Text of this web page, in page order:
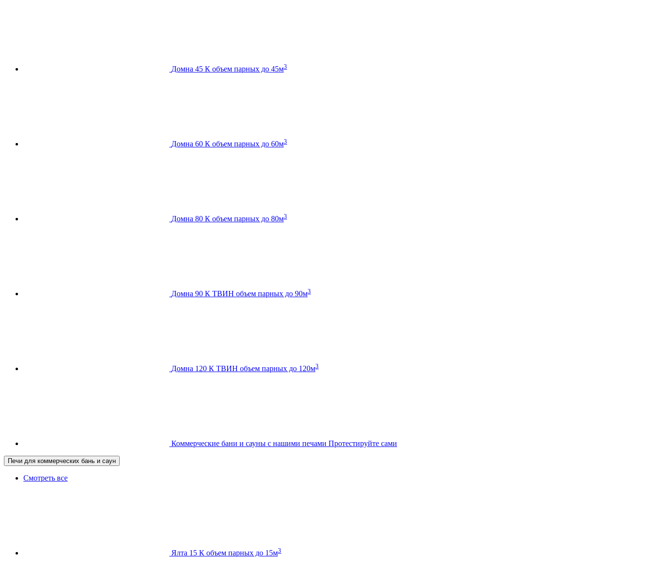
Домна 45 К объем парных до 45м3
Домна 60 К объем парных до 60м3
Домна 80 К объем парных до 80м3
Домна 90 К ТВИН объем парных до 90м3
Домна 120 К ТВИН объем парных до 120м3
Коммерческие бани и сауны с нашими печами Протестируйте сами
Печи для коммерческих бань и саун
Смотреть все
Ялта 15 К объем парных до 15м3